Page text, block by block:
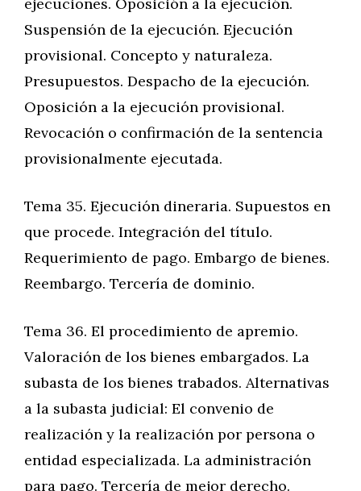
Suspensión de la ejecución. Ejecución
provisional. Concepto y naturaleza.
Presupuestos. Despacho de la ejecución.
Oposición a la ejecución provisional.
Revocación o confirmación de la sentencia
provisionalmente ejecutada.
Tema 35. Ejecución dineraria. Supuestos en
que procede. Integración del título.
Requerimiento de pago. Embargo de bienes.
Reembargo. Tercería de dominio.
Tema 36. El procedimiento de apremio.
Valoración de los bienes embargados. La
subasta de los bienes trabados. Alternativas
a la subasta judicial: El convenio de
realización y la realización por persona o
entidad especializada. La administración
para pago. Tercería de mejor derecho.